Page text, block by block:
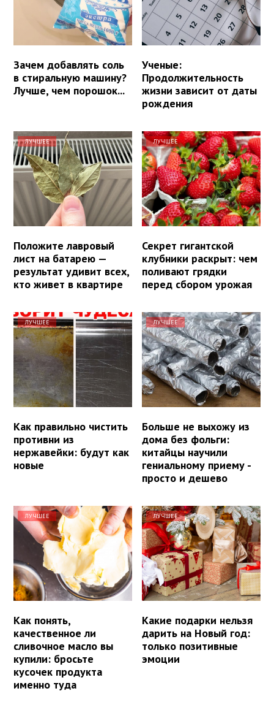
Зачем добавлять соль
в стиральную машину?
Лучше, чем порошок...
Ученые:
Продолжительность
жизни зависит от даты
рождения
ЛУЧШЕЕ
Положите лавровый
лист на батарею —
результат удивит всех,
кто живет в квартире
ЛУЧШЕЕ
Секрет гигантской
клубники раскрыт: чем
поливают грядки
перед сбором урожая
ЛУЧШЕЕ
Как правильно чистить
противни из
нержавейки: будут как
новые
ЛУЧШЕЕ
Больше не выхожу из
дома без фольги:
китайцы научили
гениальному приему -
просто и дешево
ЛУЧШЕЕ
Как понять,
качественное ли
сливочное масло вы
купили: бросьте
кусочек продукта
именно туда
ЛУЧШЕЕ
Какие подарки нельзя
дарить на Новый год:
только позитивные
эмоции